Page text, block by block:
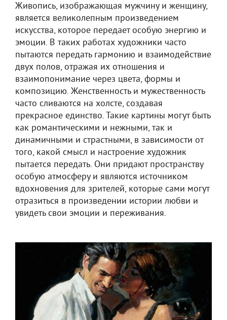
Живопись, изображающая мужчину и женщину,
является великолепным произведением
искусства, которое передает особую энергию и
эмоции. В таких работах художники часто
пытаются передать гармонию и взаимодействие
двух полов, отражая их отношения и
взаимопонимание через цвета, формы и
композицию. Женственность и мужественность
часто сливаются на холсте, создавая
прекрасное единство. Такие картины могут быть
как романтическими и нежными, так и
динамичными и страстными, в зависимости от
того, какой смысл и настроение художник
пытается передать. Они придают пространству
особую атмосферу и являются источником
вдохновения для зрителей, которые сами могут
отразиться в произведении истории любви и
увидеть свои эмоции и переживания.